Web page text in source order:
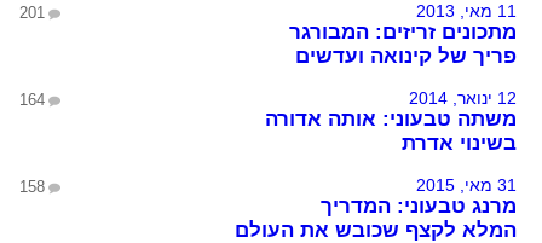
11 מאי, 2013 201
מתכונים זריזים: המבורגר
פריך של קינואה ועדשים
12 ינואר, 2014 164
משתה טבעוני: אותה אדורה
בשינוי אדרת
31 מאי, 2015 158
מרנג טבעוני: המדריך
המלא לקצף שכובש את העולם